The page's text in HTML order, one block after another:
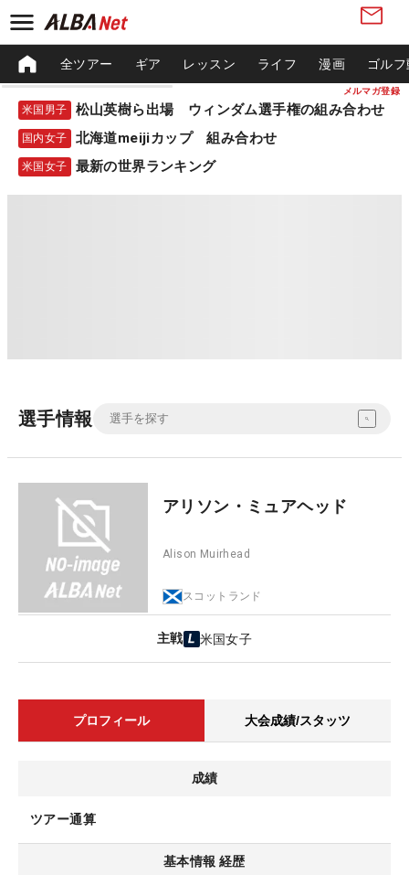
メルマガ登録
全ツアー ギア レッスン ライフ 漫画 ゴル
米国男子 松山英樹ら出場 ウィンダム選手権の組み合わせ
国内女子 北海道meijiカップ 組み合わせ
米国女子 最新の世界ランキング
選手情報
アリソン・ミュアヘッド
Alison Muirhead
スコットランド
主戦 米国女子
プロフィール 大会成績/スタッツ
成績
ツアー通算
基本情報 経歴